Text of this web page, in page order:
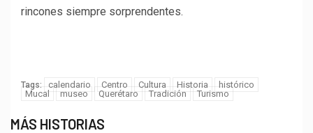
rincones siempre sorprendentes.
Tags: calendario Centro Cultura Historia
histórico
Mucal
museo Querétaro Tradición Turismo
MÁS HISTORIAS